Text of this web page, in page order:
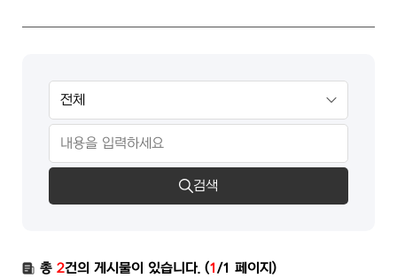
검색
총 2건의 게시물이 있습니다. (1/1 페이지)